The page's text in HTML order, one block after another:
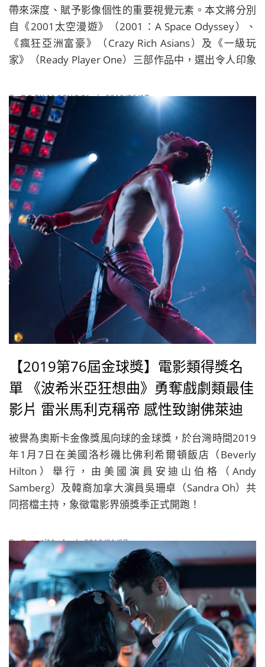
帶來深度、賦予影像個性的重要視覺元素。本文將分別
自《2001太空漫遊》（2001：A Space Odyssey）、
《瘋狂亞洲富豪》（Crazy Rich Asians）及《一級玩
家》（Ready Player One）三部作品中，選出令人印象
ByDC FILM SCHOOL| 2019/06/17
【2019第76屆金球獎】電影類得獎名
單 《波希米亞狂想曲》勇奪戲劇類最佳
影片 雷米馬利克稱帝 感性致謝佛萊迪
墨裘瑞
被譽為奧斯卡金像獎風向球的金球獎，於台灣時間2019
年1月7日在美國洛杉磯比佛利希爾頓飯店（Beverly
Hilton）舉行，由美國演員安迪山伯格（Andy
Samberg）及韓裔加拿大演員吳珊卓（Sandra Oh）共
同搭檔主持，象徵電影界頒獎季正式開跑！
ByBeautiMode| 2019/01/07